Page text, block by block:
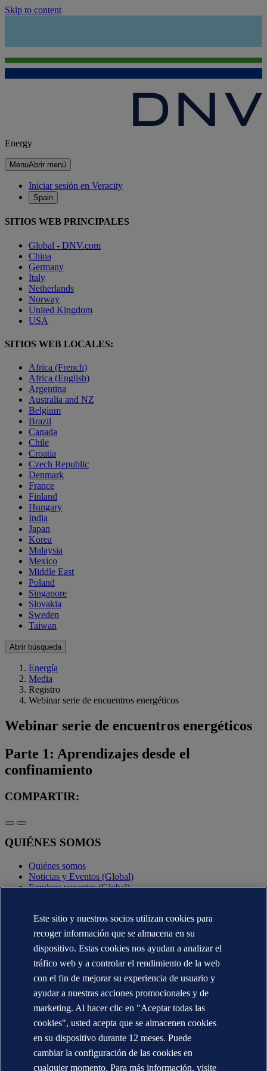
Skip to content
Energy
MenuAbrir menú
Iniciar sesión en Veracity
Spain
SITIOS WEB PRINCIPALES
Global - DNV.com
China
Germany
Italy
Netherlands
Norway
United Kingdom
USA
SITIOS WEB LOCALES:
Africa (French)
Africa (English)
Argentina
Australia and NZ
Belgium
Brazil
Canada
Chile
Croatia
Czech Republic
Denmark
France
Finland
Hungary
India
Japan
Korea
Malaysia
Mexico
Middle East
Poland
Singapore
Slovakia
Sweden
Taiwan
Abrir búsqueda
Energía
Media
Registro
Webinar serie de encuentros energéticos
Webinar serie de encuentros energéticos
Parte 1: Aprendizajes desde el
confinamiento
COMPARTIR:
QUIÉNES SOMOS
Quiénes somos
Noticias y Eventos (Global)
Empleos vacantes (Global)
CONTÁCTENOS
Contacte con nosotros
Dónde estamos
Media contacts (Global)
Veracity.com
Declaración de privacidad
Términos de uso
Copyright © DNV AS 2025
Información de las cookies
Este sitio y nuestros socios utilizan cookies para
recoger información que se almacena en su
dispositivo. Estas cookies nos ayudan a analizar el
tráfico web y a controlar el rendimiento de la web
con el fin de mejorar su experiencia de usuario y
ayudar a nuestras acciones promocionales y de
marketing. Al hacer clic en "Aceptar todas las
cookies", usted acepta que se almacenen cookies
en su dispositivo durante 12 meses. Puede
cambiar la configuración de las cookies en
cualquier momento. Para más información, visite